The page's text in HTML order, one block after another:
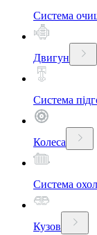
Система
Двигун
Система
Колеса
Система
Кузов